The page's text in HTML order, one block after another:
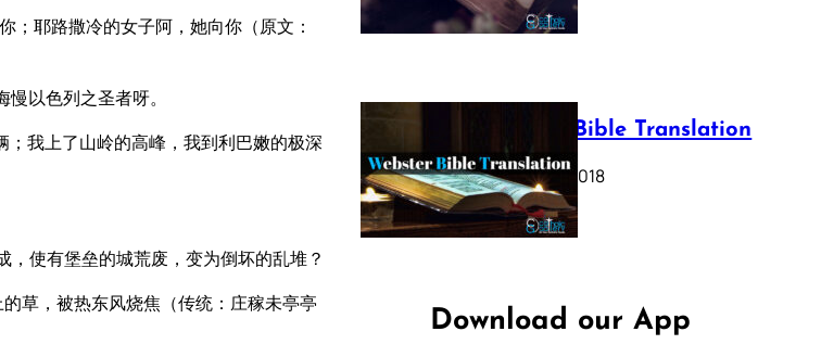
；耶路撒冷的女子阿，她向你（原文：
以色列之圣者呀。
我上了山岭的高峰，我到利巴嫩的极深
使有堡垒的城荒废，变为倒坏的乱堆？
草，被热东风烧焦（传统：庄稼未亭亭
Webster Bible Translation
October 11, 2018
Download our App